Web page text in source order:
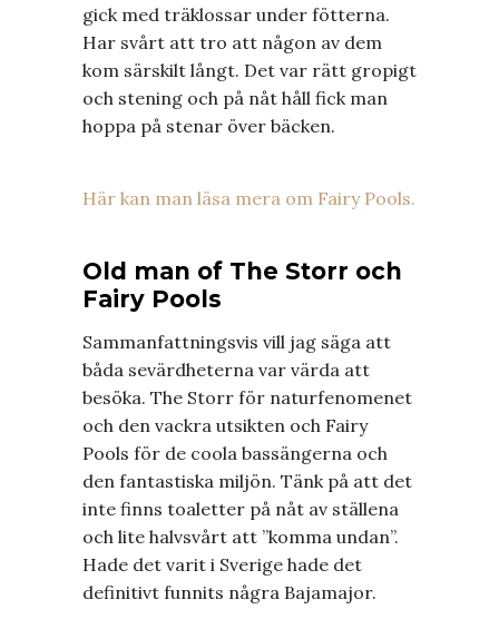
gick med träklossar under fötterna.
Har svårt att tro att någon av dem
kom särskilt långt. Det var rätt gropigt
och stening och på nåt håll fick man
hoppa på stenar över bäcken.
Här kan man läsa mera om Fairy Pools.
Old man of The Storr och
Fairy Pools
Sammanfattningsvis vill jag säga att
båda sevärdheterna var värda att
besöka. The Storr för naturfenomenet
och den vackra utsikten och Fairy
Pools för de coola bassängerna och
den fantastiska miljön. Tänk på att det
inte finns toaletter på nåt av ställena
och lite halvsvårt att ”komma undan”.
Hade det varit i Sverige hade det
definitivt funnits några Bajamajor.